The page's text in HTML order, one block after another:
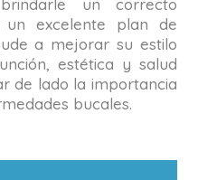
un correcto
excelente plan de
a mejorar su estilo
estética y salud
de lado la importancia
bucales.